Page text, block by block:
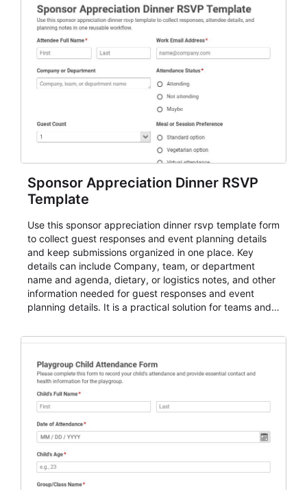
Sponsor Appreciation Dinner RSVP
Template
Use this sponsor appreciation dinner rsvp template form
to collect guest responses and event planning details
and keep submissions organized in one place. Key
details can include Company, team, or department
name and agenda, dietary, or logistics notes, and other
information needed for guest responses and event
planning details. It is a practical solution for teams and
for teams and organizations.